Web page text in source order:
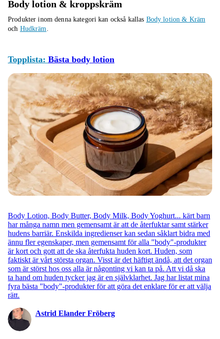
Body lotion & kroppskräm
Produkter inom denna kategori kan också kallas Body lotion & Kräm
och Hudkräm.
Topplista: Bästa body lotion
Body Lotion, Body Butter, Body Milk, Body Yoghurt... kärt barn
har många namn men gemensamt är att de återfuktar samt stärker
hudens barriär. Enskilda ingredienser kan sedan såklart bidra med
ännu fler egenskaper, men gemensamt för alla "body"-produkter
är kort och gott att de ska återfukta huden kort. Huden, som
faktiskt är vårt största organ. Visst är det häftigt ändå, att det organ
som är störst hos oss alla är någonting vi kan ta på. Att vi då ska
ta hand om huden tycker jag är en självklarhet. Jag har listat mina
fyra bästa "body"-produkter för att göra det enklare för er att välja
rätt.
Astrid Elander Fröberg